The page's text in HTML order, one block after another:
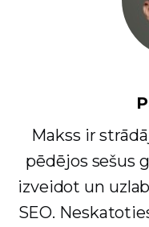
Makss ir
pēdējos sešus
izveidot un
SEO.